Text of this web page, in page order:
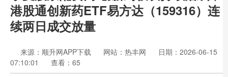
港股通创新药ETF易方达（159316）连
续两日成交放量
来源：顺升网APP下载 网站：热丰网
日期：2026-06-15
07:10:01
查看：65